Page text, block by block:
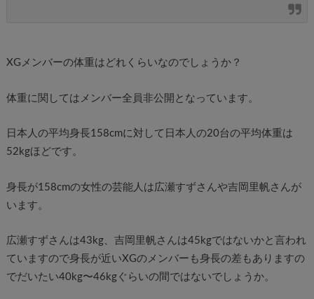
XGメンバーの体重はどれくらいなのでしょうか？
体重に関してはメンバー全員非公開となっています。
日本人の平均身長158cmに対して日本人の20台の平均体重は
52kgほどです。
身長が158cmの女性の芸能人は広瀬すずさんや吉岡里帆さんが
います。
広瀬すずさんは43kg、吉岡里帆さんは45kgではないかと言われ
ていますので身長が近いXGのメンバーも身長の差もありますの
でだいたい40kg〜46kgぐらいの間ではないでしょうか。